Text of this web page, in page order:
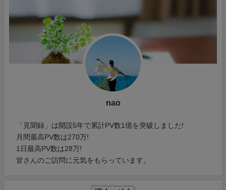
nao
「見聞録」は開設5年で累計PV数1億を突破しました!
月間最高PV数は270万!
1日最高PV数は28万!
皆さんのご訪問に元気をもらっています。